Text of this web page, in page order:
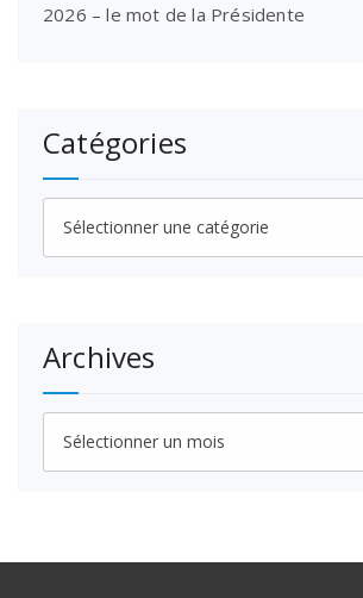
2026 – le mot de la Présidente
Catégories
Catégories
Archives
Archives